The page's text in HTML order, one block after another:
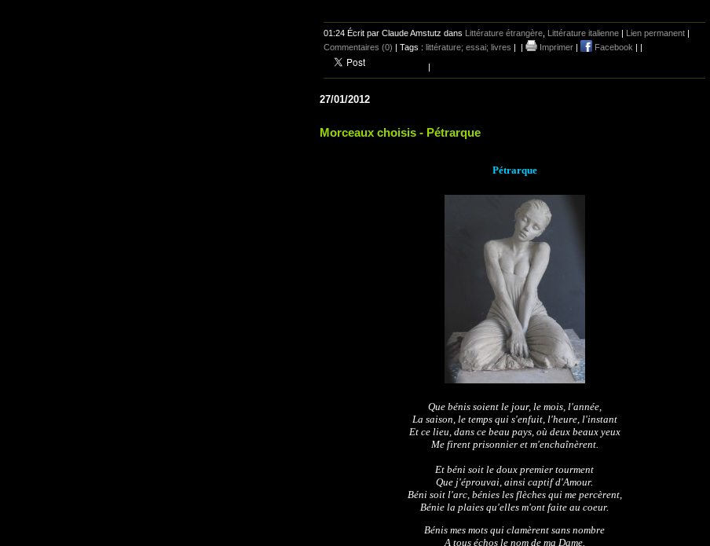
01:24 Écrit par Claude Amstutz dans Littérature étrangère Littérature italienne Lien permanent
Commentaires (0) | Tags : littérature; essai; livres Imprimer Facebook
27/01/2012
Morceaux choisis - Pétrarque
Pétrarque
Que bénis soient le jour, le mois, l'année,
La saison, le temps qui s'enfuit, l'heure, l'instant
Et ce lieu, dans ce beau pays, où deux beaux yeux
Me firent prisonnier et m'enchaînèrent.
Et béni soit le doux premier tourment
Que j'éprouvai, ainsi captif d'Amour.
Béni soit l'arc, bénies les flèches qui me percèrent,
Bénie la plaies qu'elles m'ont faite au coeur.
Bénis mes mots qui clamèrent sans nombre
A tous échos le nom de ma Dame.